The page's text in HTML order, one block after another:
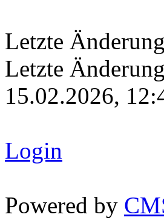
Letzte Änderung
Letzte
15.02.2026,
Login
Powered by